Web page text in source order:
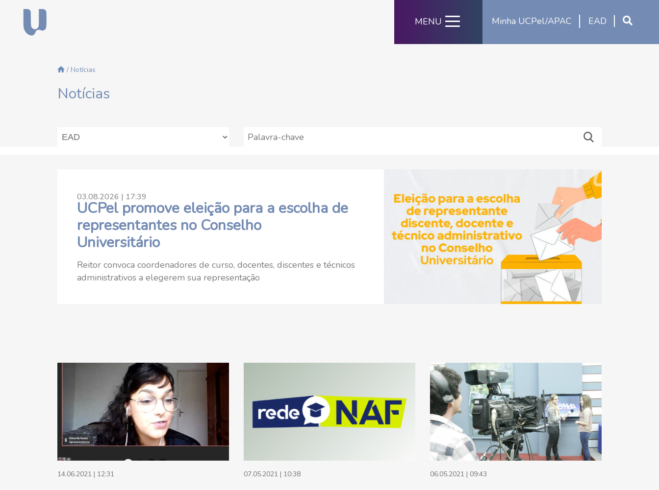
Minha UCPel/APAC EAD
MENU
/ Notícias
Notícias
03.08.2026 | 17:39
UCPel promove eleição para a escolha de
representantes no Conselho
Universitário
Reitor convoca coordenadores de curso, docentes, discentes e técnicos
administrativos a elegerem sua representação
14.06.2021 | 12:31 07.05.2021 | 10:38 06.05.2021 | 09:43